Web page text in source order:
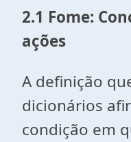
2.1 Fome:
ações
A definição
dicionários
condição em